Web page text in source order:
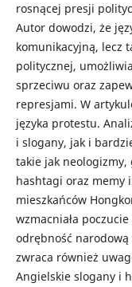
rosnącej presji
Autor dowodzi, że
komunikacyjną, lecz
politycznej,
sprzeciwu oraz
represjami. W
języka protestu.
i slogany, jak i
takie jak neologizmy,
hashtagi oraz memy
mieszkańców
wzmacniała
odrębność
zwraca również
Angielskie slogany i